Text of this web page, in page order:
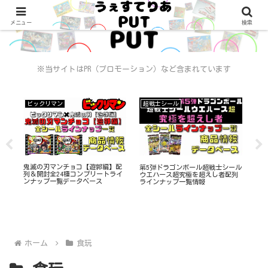
※当サイトはPR（プロモーション）など含まれています
ビックリマン
鬼滅の刃マンチョコ【遊郭編】配
列＆開封全24種コンプリートライ
ンナップ一覧データベース
超戦士シール
第5弾ドラゴンボール超戦士シール
ウエハース超究極を超えし者配列
ラインナップ一覧情報
ホーム 食玩
メニュー 検索